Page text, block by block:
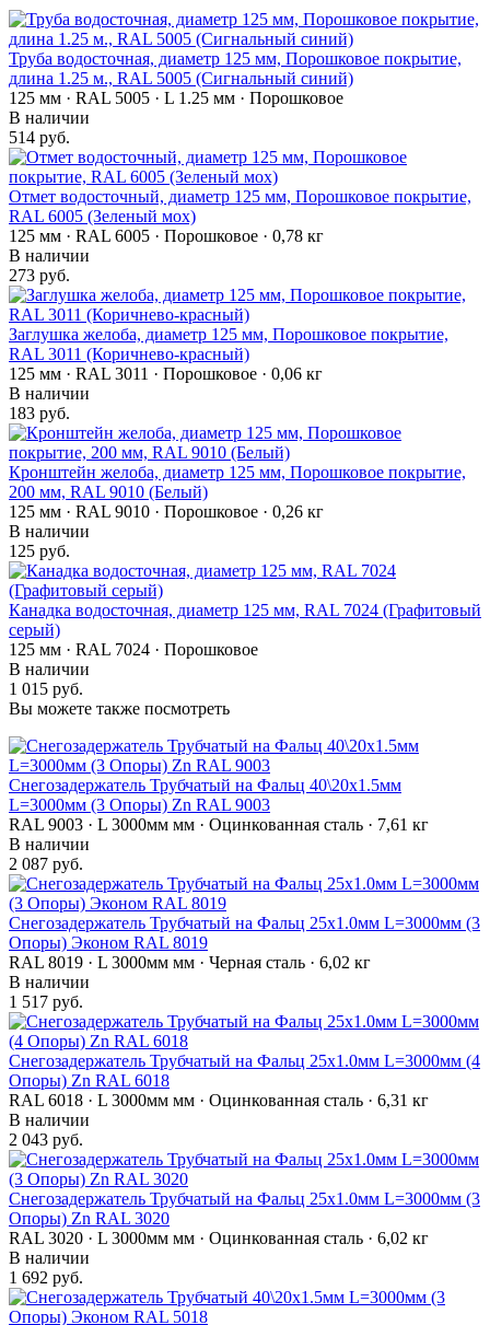
Труба водосточная, диаметр 125 мм, Порошковое покрытие,
длина 1.25 м., RAL 5005 (Сигнальный синий)
125 мм · RAL 5005 · L 1.25 мм · Порошковое
В наличии
514 руб.
Отмет водосточный, диаметр 125 мм, Порошковое покрытие,
RAL 6005 (Зеленый мох)
125 мм · RAL 6005 · Порошковое · 0,78 кг
В наличии
273 руб.
Заглушка желоба, диаметр 125 мм, Порошковое покрытие,
RAL 3011 (Коричнево-красный)
125 мм · RAL 3011 · Порошковое · 0,06 кг
В наличии
183 руб.
Кронштейн желоба, диаметр 125 мм, Порошковое покрытие,
200 мм, RAL 9010 (Белый)
125 мм · RAL 9010 · Порошковое · 0,26 кг
В наличии
125 руб.
Канадка водосточная, диаметр 125 мм, RAL 7024 (Графитовый
серый)
125 мм · RAL 7024 · Порошковое
В наличии
1 015 руб.
Вы можете также посмотреть
Снегозадержатель Трубчатый на Фальц 40\20х1.5мм
L=3000мм (3 Опоры) Zn RAL 9003
RAL 9003 · L 3000мм мм · Оцинкованная сталь · 7,61 кг
В наличии
2 087 руб.
Снегозадержатель Трубчатый на Фальц 25х1.0мм L=3000мм (3
Опоры) Эконом RAL 8019
RAL 8019 · L 3000мм мм · Черная сталь · 6,02 кг
В наличии
1 517 руб.
Снегозадержатель Трубчатый на Фальц 25х1.0мм L=3000мм (4
Опоры) Zn RAL 6018
RAL 6018 · L 3000мм мм · Оцинкованная сталь · 6,31 кг
В наличии
2 043 руб.
Снегозадержатель Трубчатый на Фальц 25х1.0мм L=3000мм (3
Опоры) Zn RAL 3020
RAL 3020 · L 3000мм мм · Оцинкованная сталь · 6,02 кг
В наличии
1 692 руб.